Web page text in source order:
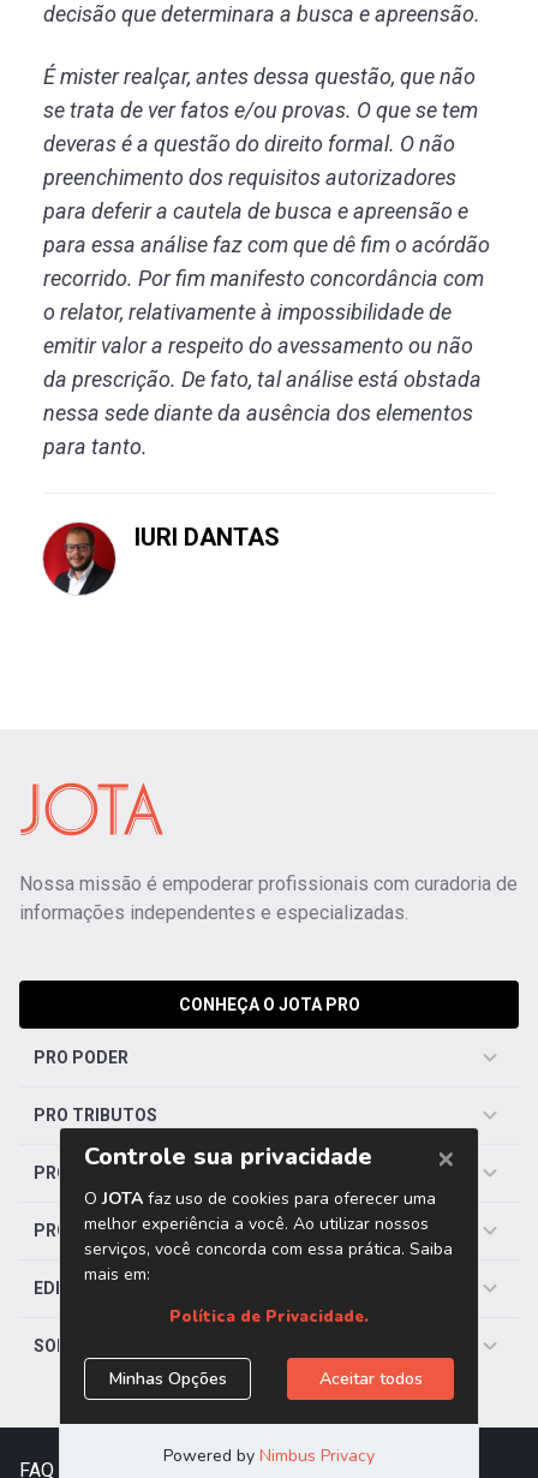
decisão que determinara a busca e apreensão.
É mister realçar, antes dessa questão, que não
se trata de ver fatos e/ou provas. O que se tem
deveras é a questão do direito formal. O não
preenchimento dos requisitos autorizadores
para deferir a cautela de busca e apreensão e
para essa análise faz com que dê fim o acórdão
recorrido. Por fim manifesto concordância com
o relator, relativamente à impossibilidade de
emitir valor a respeito do avessamento ou não
da prescrição. De fato, tal análise está obstada
nessa sede diante da ausência dos elementos
para tanto.
IURI DANTAS
Nossa missão é empoderar profissionais com curadoria de
informações independentes e especializadas.
CONHEÇA O JOTA PRO
PRO PODER
PRO TRIBUTOS
PRO TRABALHISTA
PRO SAÚDE
EDITORIAS
SOBRE O JOTA
FAQ Trabalhe Conosco